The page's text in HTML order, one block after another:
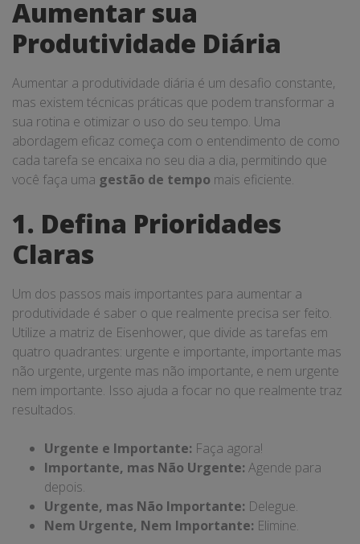
Aumentar sua
Produtividade Diária
Aumentar a produtividade diária é um desafio constante,
mas existem técnicas práticas que podem transformar a
sua rotina e otimizar o uso do seu tempo. Uma
abordagem eficaz começa com o entendimento de como
cada tarefa se encaixa no seu dia a dia, permitindo que
você faça uma gestão de tempo mais eficiente.
1. Defina Prioridades
Claras
Um dos passos mais importantes para aumentar a
produtividade é saber o que realmente precisa ser feito.
Utilize a matriz de Eisenhower, que divide as tarefas em
quatro quadrantes: urgente e importante, importante mas
não urgente, urgente mas não importante, e nem urgente
nem importante. Isso ajuda a focar no que realmente traz
resultados.
Urgente e Importante: Faça agora!
Importante, mas Não Urgente: Agende para
depois.
Urgente, mas Não Importante: Delegue.
Nem Urgente, Nem Importante: Elimine.